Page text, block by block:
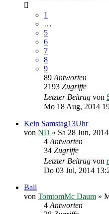
1
…
5
6
7
8
9
89Antworten
2193 Zugriffe
Letzter Beitrag von
Mo 18 Aug, 2014
Kein Samstag13Uhr
von ND » Sa 28 Jun,
4Antworten
34 Zugriffe
Letzter Beitrag von
Do 03 Jul, 2014
Ball
von TomtomMc Daum »
4Antworten